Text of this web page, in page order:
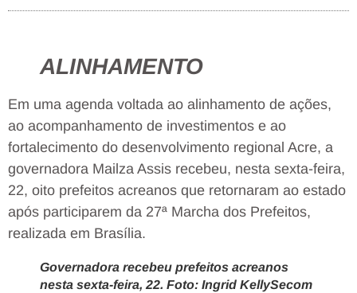
ALINHAMENTO
Em uma agenda voltada ao alinhamento de ações,
ao acompanhamento de investimentos e ao
fortalecimento do desenvolvimento regional Acre, a
governadora Mailza Assis recebeu, nesta sexta-feira,
22, oito prefeitos acreanos que retornaram ao estado
após participarem da 27ª Marcha dos Prefeitos,
realizada em Brasília.
Governadora recebeu prefeitos acreanos
nesta sexta-feira, 22. Foto: Ingrid KellySecom